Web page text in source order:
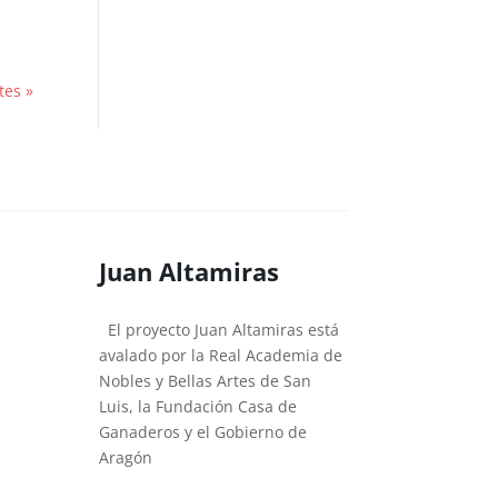
»
Juan Altamiras
El proyecto Juan Altamiras está
avalado por la Real Academia de
Nobles y Bellas Artes de San
Luis, la Fundación Casa de
Ganaderos y el Gobierno de
Aragón